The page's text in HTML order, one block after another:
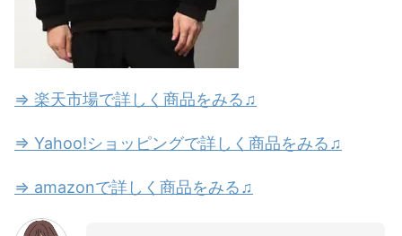
⇒ 楽天市場で詳しく商品をみる♫
⇒ Yahoo!ショッピングで詳しく商品をみる♫
⇒ amazonで詳しく商品をみる♫